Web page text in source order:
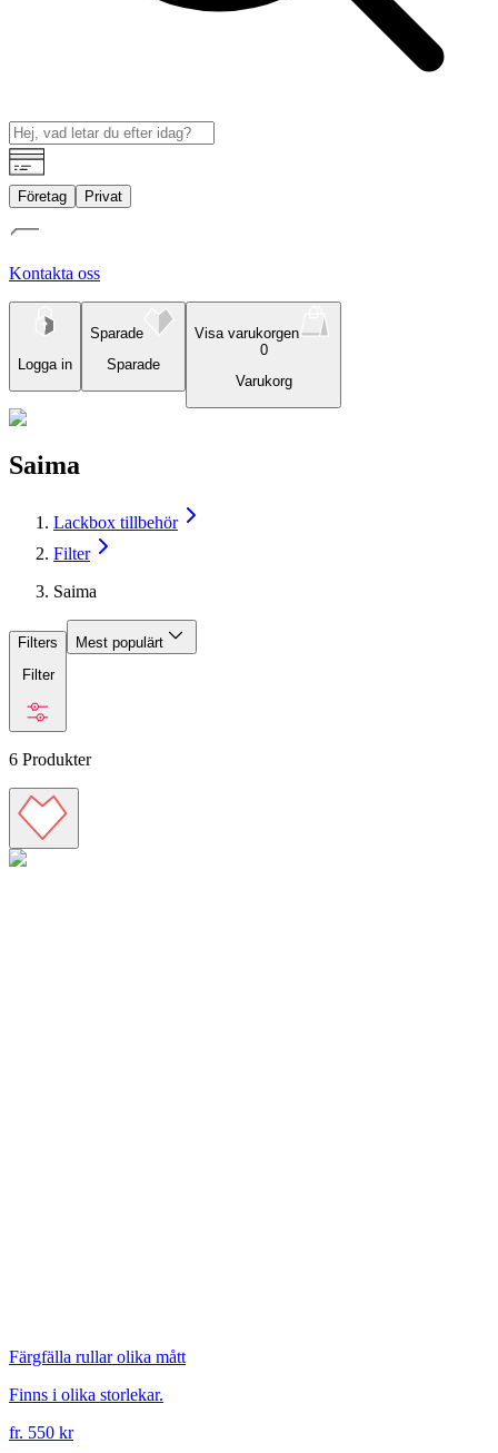
Företag Privat
Kontakta oss
Logga in
Sparade
Sparade
Visa varukorgen
0
Varukorg
Saima
Lackbox tillbehör
Filter
Saima
Filters
Filter
Mest populärt
6 Produkter
Färgfälla rullar olika mått
Finns i olika storlekar.
fr. 550 kr